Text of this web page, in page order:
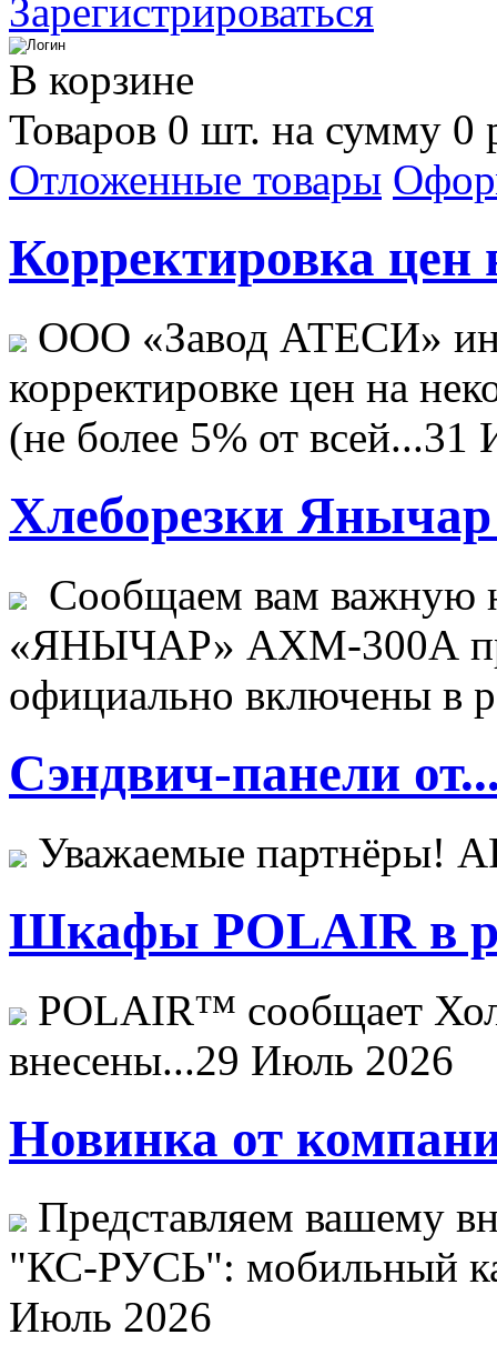
Зарегистрироваться
В корзине
Товаров 0 шт. на сумму 0
Отложенные товары
Корректировка цен
ООО «Завод АТЕСИ»
корректировке цен на
(не более 5% от всей...31
Хлеборезки Янычар
Сообщаем вам важную
«ЯНЫЧАР» АХМ-300А
официально включены в
Сэндвич-панели
Уважаемые
Шкафы POLAIR в
POLAIR™ сообщает
внесены...29 Июль 2026
Новинка от
Представляем вашему
"КС-РУСЬ": мобильный
Июль 2026